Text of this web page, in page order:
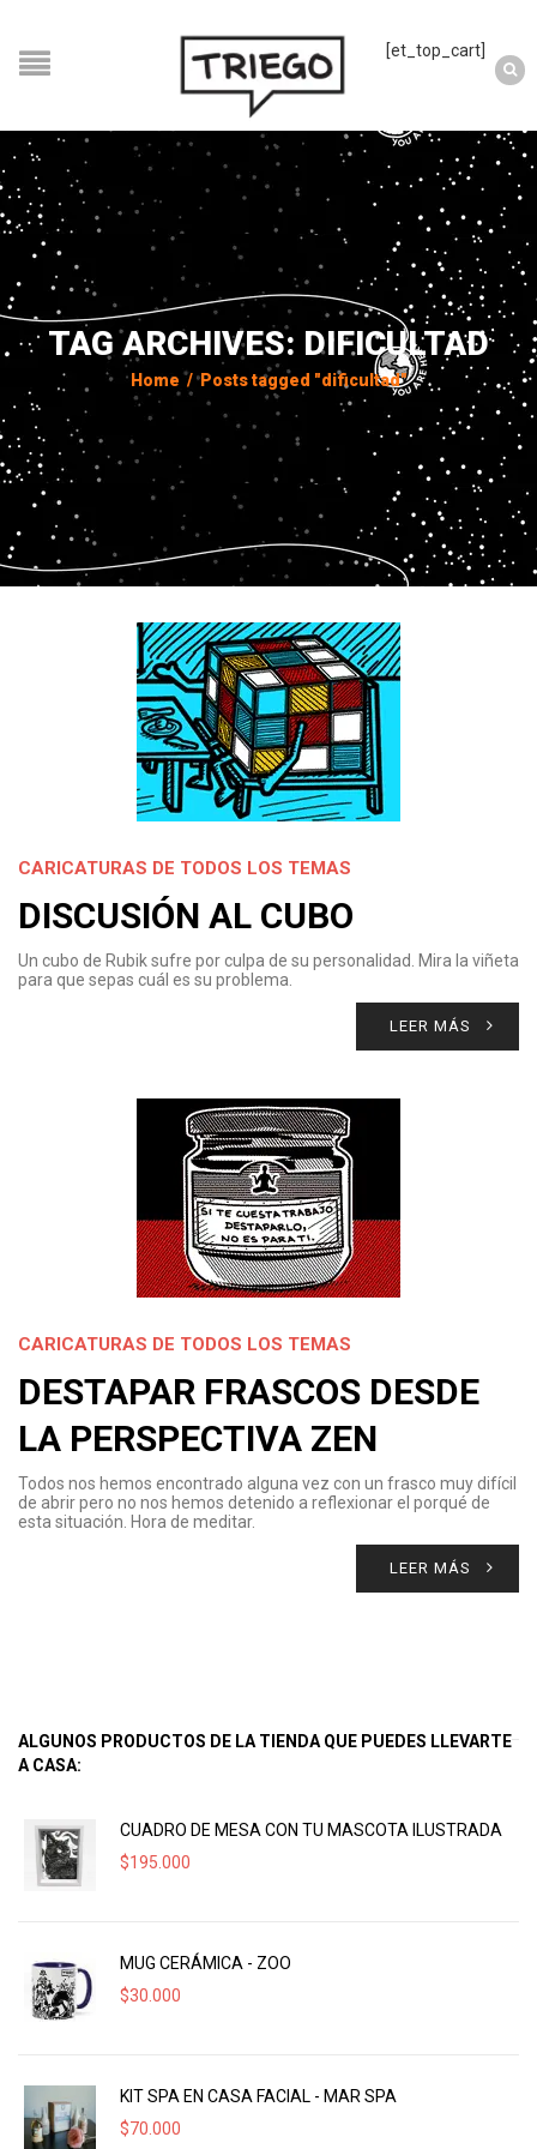
[et_top_cart]
TAG ARCHIVES: DIFICULTAD
Home / Posts tagged "dificultad"
CARICATURAS DE TODOS LOS TEMAS
DISCUSIÓN AL CUBO
Un cubo de Rubik sufre por culpa de su personalidad. Mira la viñeta
para que sepas cuál es su problema.
LEER MÁS
CARICATURAS DE TODOS LOS TEMAS
DESTAPAR FRASCOS DESDE
LA PERSPECTIVA ZEN
Todos nos hemos encontrado alguna vez con un frasco muy difícil
de abrir pero no nos hemos detenido a reflexionar el porqué de
esta situación. Hora de meditar.
LEER MÁS
ALGUNOS PRODUCTOS DE LA TIENDA QUE PUEDES LLEVARTE
A CASA:
CUADRO DE MESA CON TU MASCOTA ILUSTRADA
$195.000
MUG CERÁMICA - ZOO
$30.000
KIT SPA EN CASA FACIAL - MAR SPA
$70.000